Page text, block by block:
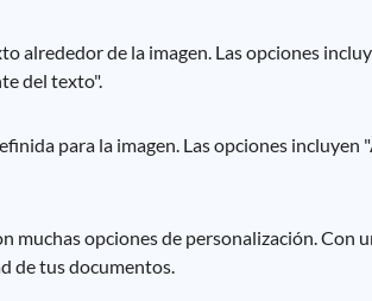
de la imagen. Las opciones
del texto".
para la imagen. Las opciones incluyen
muchas opciones de personalización. Con
de tus documentos.